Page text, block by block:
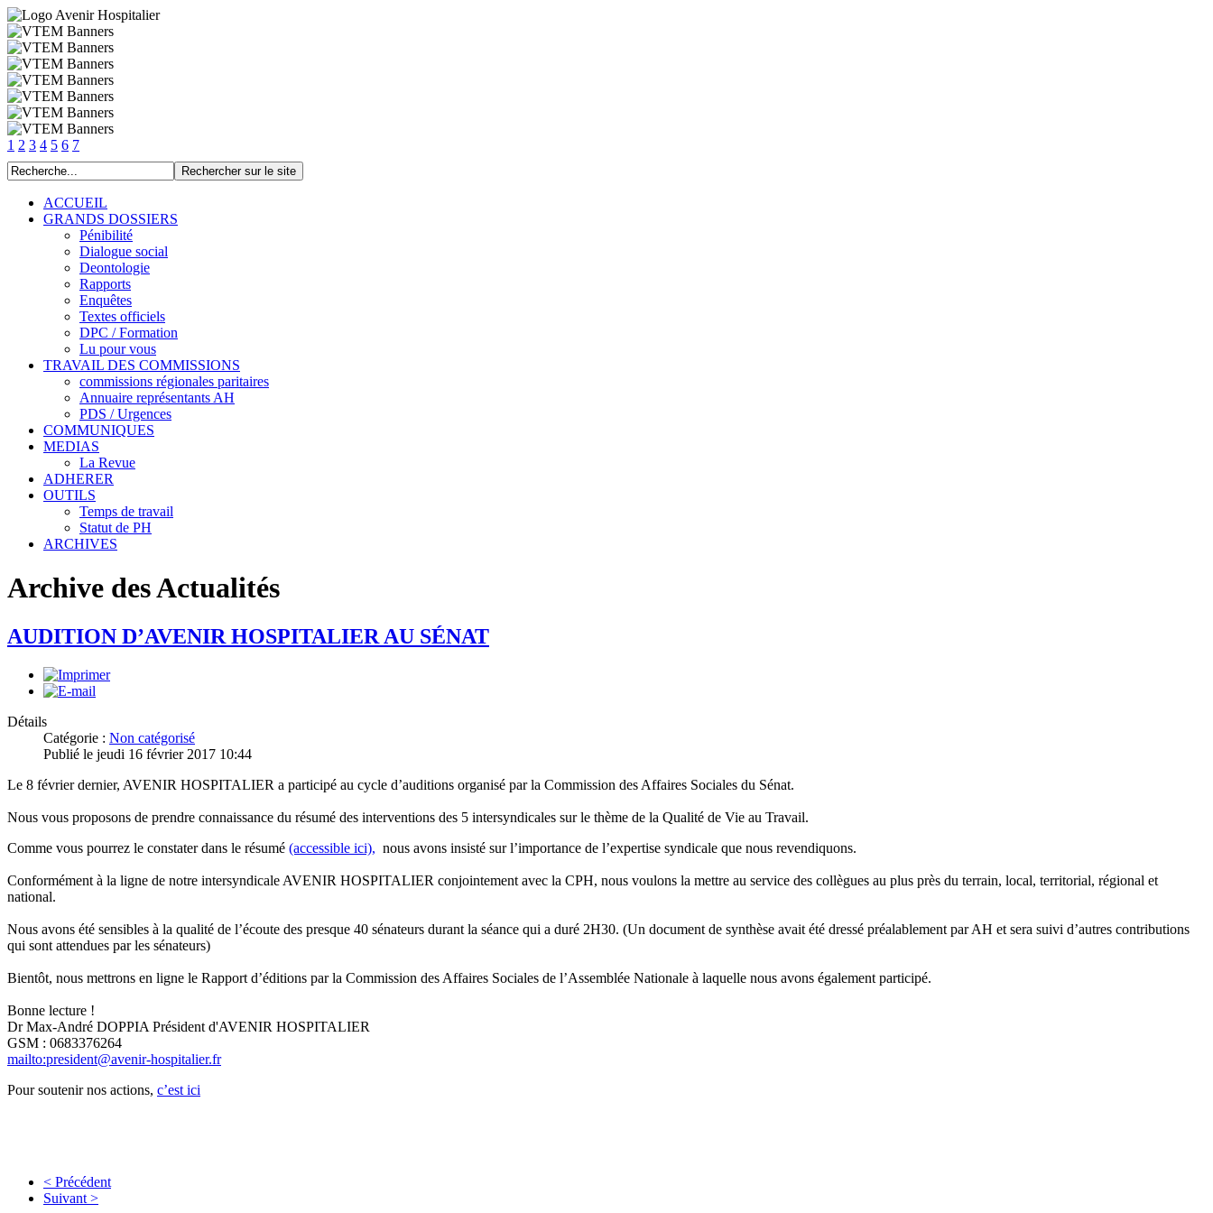
1 2 3 4 5 6 7
ACCUEIL
GRANDS DOSSIERS
Pénibilité
Dialogue social
Deontologie
Rapports
Enquêtes
Textes officiels
DPC / Formation
Lu pour vous
TRAVAIL DES COMMISSIONS
commissions régionales paritaires
Annuaire représentants AH
PDS / Urgences
COMMUNIQUES
MEDIAS
La Revue
ADHERER
OUTILS
Temps de travail
Statut de PH
ARCHIVES
Archive des Actualités
AUDITION D’AVENIR HOSPITALIER AU SÉNAT
Détails
Catégorie : Non catégorisé
Publié le jeudi 16 février 2017 10:44
Le 8 février dernier, AVENIR HOSPITALIER a participé au cycle d’auditions organisé par la Commission des Affaires Sociales du Sénat.
Nous vous proposons de prendre connaissance du résumé des interventions des 5 intersyndicales sur le thème de la Qualité de Vie au Travail.
Comme vous pourrez le constater dans le résumé (accessible ici), nous avons insisté sur l’importance de l’expertise syndicale que nous revendiquons.
Conformément à la ligne de notre intersyndicale AVENIR HOSPITALIER conjointement avec la CPH, nous voulons la mettre au service des collègues au plus près du terrain, local, territorial, régional et
national.
Nous avons été sensibles à la qualité de l’écoute des presque 40 sénateurs durant la séance qui a duré 2H30. (Un document de synthèse avait été dressé préalablement par AH et sera suivi d’autres contributions
qui sont attendues par les sénateurs)
Bientôt, nous mettrons en ligne le Rapport d’éditions par la Commission des Affaires Sociales de l’Assemblée Nationale à laquelle nous avons également participé.
Bonne lecture !
Dr Max-André DOPPIA Président d'AVENIR HOSPITALIER
GSM : 0683376264
mailto:president@avenir-hospitalier.fr
Pour soutenir nos actions, c’est ici
< Précédent
Suivant >